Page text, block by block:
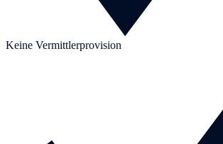
Keine Vermittlerprovision